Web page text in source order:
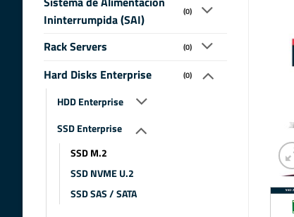
Ininterrumpida (SAI)
(0)
Rack Servers (0)
Hard Disks Enterprise (0)
HDD Enterprise
SSD Enterprise
SSD M.2
SSD NVME U.2
SSD SAS / SATA